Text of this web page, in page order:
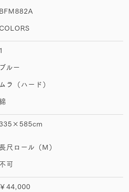
BFM882A
COLORS
1
ブルー
ムラ（ハード）
綿
尺ロール（M）
可
￥44,000